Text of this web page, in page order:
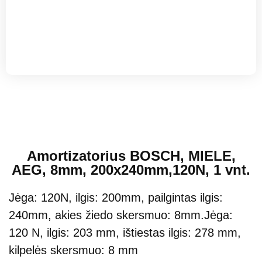
Amortizatorius BOSCH, MIELE,
AEG, 8mm, 200x240mm,120N, 1 vnt.
Jėga: 120N, ilgis: 200mm, pailgintas ilgis:
240mm, akies žiedo skersmuo: 8mm.Jėga:
120 N, ilgis: 203 mm, ištiestas ilgis: 278 mm,
kilpelės skersmuo: 8 mm